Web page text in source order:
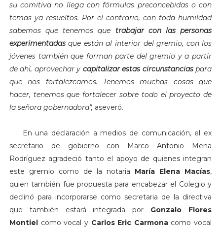
su comitiva no llega con fórmulas preconcebidas o con
temas ya resueltos. Por el contrario, con toda humildad
sabemos que tenemos que trabajar con las personas
experimentadasque están al interior del gremio, con los
jóvenes también que forman parte del gremio y a partir
de ahí, aprovechar y capitalizar estas circunstanciaspara
que nos fortalezcamos. Tenemos muchas cosas que
hacer, tenemos que fortalecer sobre todo el proyecto de
la señora gobernadora", aseveró.
En una declaración a medios de comunicación, el ex
secretario de gobierno con Marco Antonio Mena
Rodríguez agradeció tanto el apoyo de quienes integran
este gremio como de la notaria María Elena Macías,
quien también fue propuesta para encabezar el Colegio y
declinó para incorporarse como secretaria de la directiva
que también estará integrada por Gonzalo Flores
Montiel como vocal y Carlos Eric Carmonacomo vocal